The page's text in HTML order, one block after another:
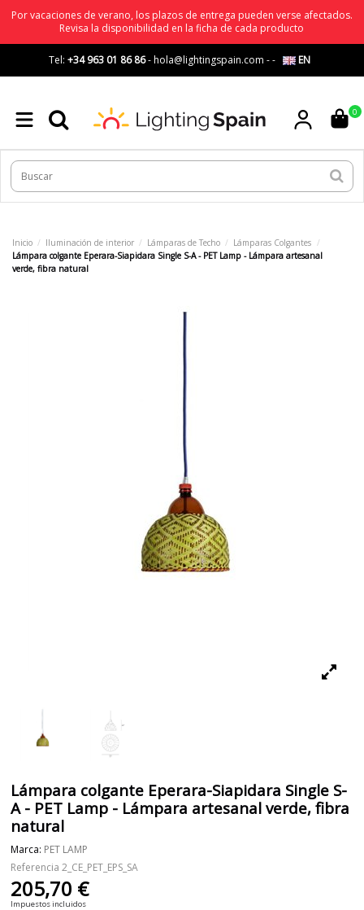
Por vacaciones de verano, los plazos de entrega pueden verse afectados.
Revisa la disponibilidad en la ficha de cada producto
Tel: +34 963 01 86 86-hola@lightingspain.com -- EN
0
Inicio Iluminación de interior Lámparas de Techo
Lámparas Colgantes
Lámpara colgante Eperara-Siapidara Single S-A - PET Lamp - Lámpara artesanal
verde, fibra natural
Lámpara colgante Eperara-Siapidara Single S-
A - PET Lamp - Lámpara artesanal verde, fibra
natural
Marca: PET LAMP
Referencia 2_CE_PET_EPS_SA
205,70 €
Impuestos incluidos